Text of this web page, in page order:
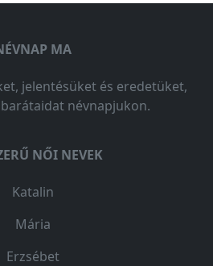
MA
jelentésüket és eredetüket,
névnapjukon.
NŐI NEVEK
Katalin
Mária
Erzsébet